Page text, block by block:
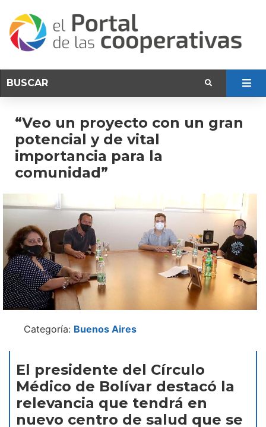
“Veo un proyecto con un gran
potencial y de vital
importancia para la
comunidad”
Categoría: Buenos Aires
El presidente del Círculo
Médico de Bolívar destacó la
relevancia que tendrá en
nuevo centro de salud que se